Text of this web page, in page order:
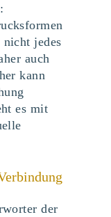
nicht jedes
auch
kann
es mit
der